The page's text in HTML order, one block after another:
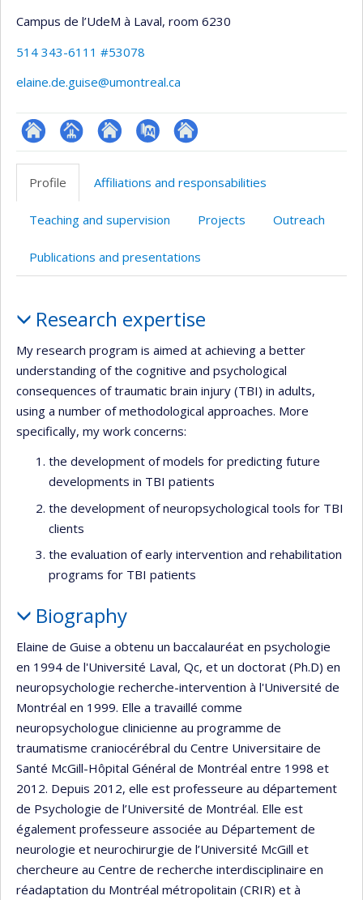
Campus de l’UdeM à Laval, room 6230
514 343-6111 #53078
elaine.de.guise@umontreal.ca
ResearchGate
Page
professionnelle
(faculté,département,école)
Site
web
l’unité
recherche
PubMedAutre
web
Profile Affiliations and responsabilities
Teaching and supervision Projects Outreach
Publications and presentations
Research expertise
My research program is aimed at achieving a better
understanding of the cognitive and psychological
consequences of traumatic brain injury (TBI) in adults,
using a number of methodological approaches. More
specifically, my work concerns:
the development of models for predicting future
developments in TBI patients
the development of neuropsychological tools for TBI
clients
the evaluation of early intervention and rehabilitation
programs for TBI patients
Biography
Elaine de Guise a obtenu un baccalauréat en psychologie
en 1994 de l'Université Laval, Qc, et un doctorat (Ph.D) en
neuropsychologie recherche-intervention à l'Université de
Montréal en 1999. Elle a travaillé comme
neuropsychologue clinicienne au programme de
traumatisme craniocérébral du Centre Universitaire de
Santé McGill-Hôpital Général de Montréal entre 1998 et
2012. Depuis 2012, elle est professeure au département
de Psychologie de l’Université de Montréal. Elle est
également professeure associée au Département de
neurologie et neurochirurgie de l’Université McGill et
chercheure au Centre de recherche interdisciplinaire en
réadaptation du Montréal métropolitain (CRIR) et à